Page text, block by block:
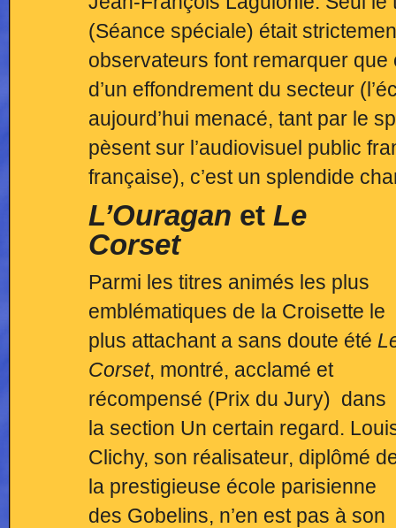
(Séance spéciale) était
observateurs font remarquer
d’un effondrement du secteur
aujourd’hui menacé, tant par le
pèsent sur l’audiovisuel public
française), c’est un splendide
L’Ouragan et Le
Corset
Parmi les titres animés les plus
emblématiques de la Croisette le
plus attachant a sans doute été
Corset, montré, acclamé et
récompensé (Prix du Jury) dans
la section Un certain regard.
Clichy, son réalisateur, diplômé
la prestigieuse école parisienne
des Gobelins, n’en est pas à son